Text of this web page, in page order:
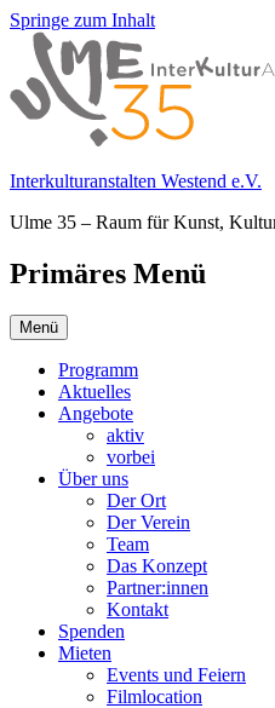
Springe zum Inhalt
Interkulturanstalten Westend e.V.
Ulme 35 – Raum für Kunst,
Primäres Menü
Menü
Programm
Aktuelles
Angebote
aktiv
vorbei
Über uns
Der Ort
Der Verein
Team
Das Konzept
Partner:innen
Kontakt
Spenden
Mieten
Events und Feiern
Filmlocation